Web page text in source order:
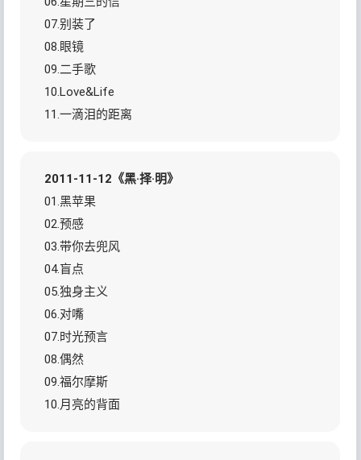
07.别装了
08.眼镜
09.二手歌
10.Love&Life
11.一滴泪的距离
2011-11-12《黑·择·明》
01.黑苹果
02.预感
03.带你去兜风
04.盲点
05.独身主义
06.对嘴
07.时光预言
08.偶然
09.福尔摩斯
10.月亮的背面